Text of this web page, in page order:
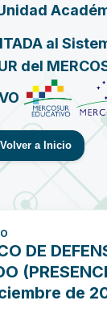
al
del
Volver a Inicio
DE
de